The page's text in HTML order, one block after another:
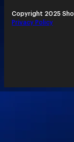
Copyright 2025
Privacy Policy